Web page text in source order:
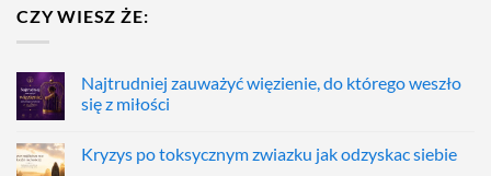
CZY WIESZ ŻE:
Najtrudniej zauważyć więzienie, do którego weszło
się z miłości
Kryzys po toksycznym zwiazku jak odzyskac siebie